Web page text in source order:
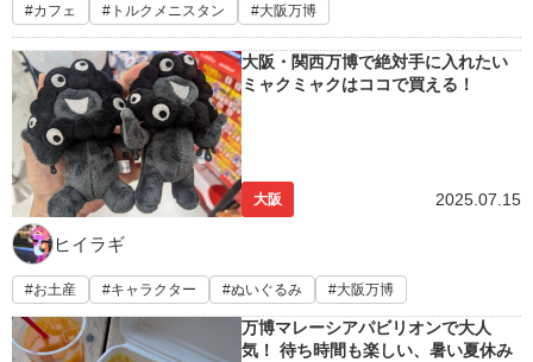
カフェ トルクメニスタン 大阪万博
大阪・関西万博で絶対手に入れたい
ミャクミャクはココで買える！
大阪 2025.07.15
ヒイラギ
お土産 キャラクター ぬいぐるみ 大阪万博
万博マレーシアパビリオンで大人
気！ 待ち時間も楽しい、暑い夏休み